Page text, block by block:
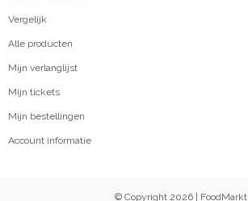
Vergelijk
Alle producten
Mijn verlanglijst
Mijn tickets
Mijn bestellingen
Account informatie
© Copyright 2026 | FoodMarkt